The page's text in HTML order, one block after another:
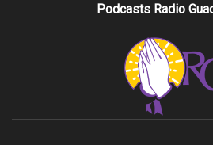
Podcasts Radio